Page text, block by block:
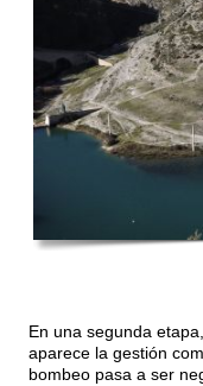
En una segunda
aparece la gestión
bombeo pasa a ser